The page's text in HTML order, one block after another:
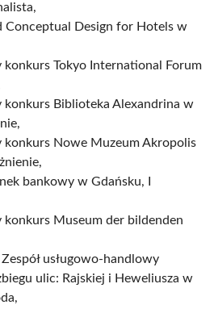
Conceptual Design for Hotels w
Tokyo International Forum
konkurs Biblioteka Alexandrina w
konkurs Nowe Muzeum Akropolis
bankowy w Gdańsku, I
Museum der bildenden
usługowo-handlowy
ulic: Rajskiej i Heweliusza w